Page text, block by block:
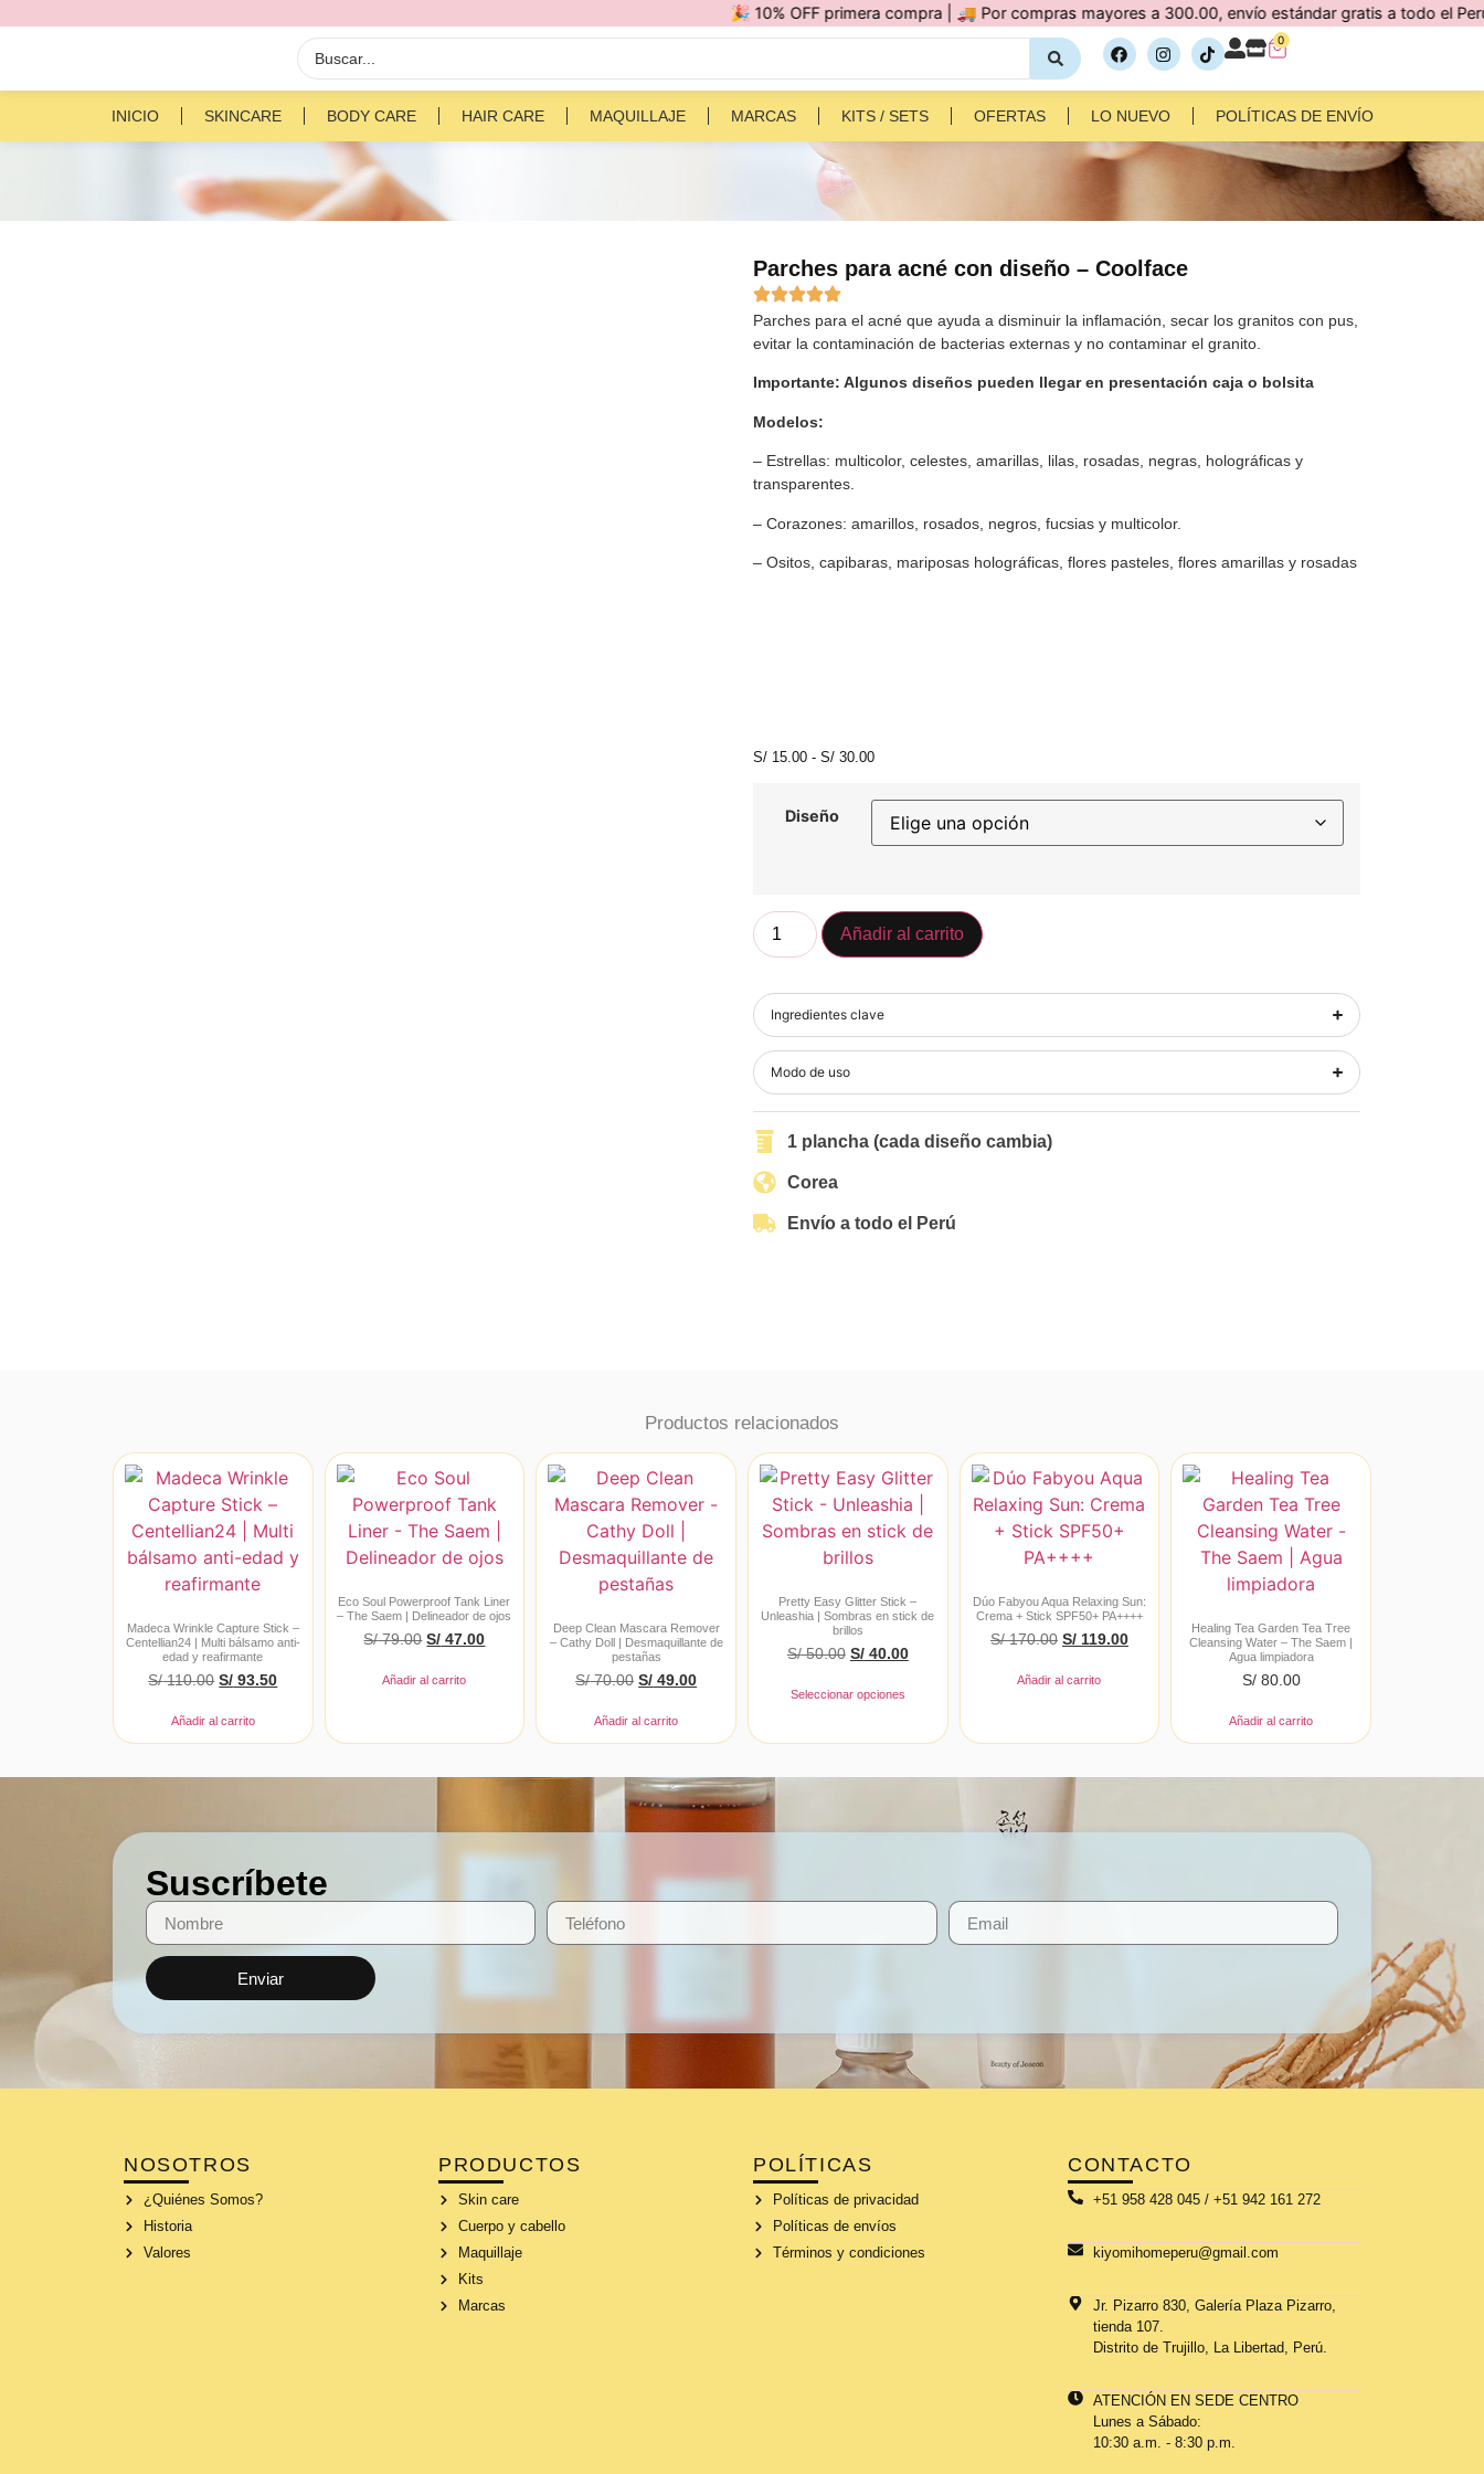
🎉 10% OFF primera compra | 🚚 Por compras mayores a 300.00, envío estándar gratis a todo el Perú 🇵🇪
0
INICIO SKINCARE BODY CARE HAIR CARE MAQUILLAJE MARCAS KITS / SETS OFERTAS LO NUEVO POLÍTICAS DE ENVÍO
Parches para acné con diseño – Coolface
Parches para el acné que ayuda a disminuir la inflamación, secar los granitos con pus,
evitar la contaminación de bacterias externas y no contaminar el granito.
Importante: Algunos diseños pueden llegar en presentación caja o bolsita
Modelos:
– Estrellas: multicolor, celestes, amarillas, lilas, rosadas, negras, holográficas y
transparentes.
– Corazones: amarillos, rosados, negros, fucsias y multicolor.
– Ositos, capibaras, mariposas holográficas, flores pasteles, flores amarillas y rosadas
S/ 15.00 - S/ 30.00
Diseño
Añadir al carrito
Ingredientes clave
Modo de uso
1 plancha (cada diseño cambia)
Corea
Envío a todo el Perú
Productos relacionados
Madeca Wrinkle Capture Stick –
Centellian24 | Multi bálsamo anti-
edad y reafirmante
S/110.00 S/ 93.50
Añadir al carrito
Eco Soul Powerproof Tank Liner
– The Saem | Delineador de ojos
S/79.00 S/ 47.00
Añadir al carrito
Deep Clean Mascara Remover
– Cathy Doll | Desmaquillante de
pestañas
S/70.00 S/ 49.00
Añadir al carrito
Pretty Easy Glitter Stick –
Unleashia | Sombras en stick de
brillos
S/50.00 S/40.00
Seleccionar opciones
Dúo Fabyou Aqua Relaxing Sun:
Crema + Stick SPF50+ PA++++
S/170.00 S/119.00
Añadir al carrito
Healing Tea Garden Tea Tree
Cleansing Water – The Saem |
Agua limpiadora
S/80.00
Añadir al carrito
Suscríbete
Enviar
NOSOTROS
¿Quiénes Somos?
Historia
Valores
PRODUCTOS
Skin care
Cuerpo y cabello
Maquillaje
Kits
Marcas
POLÍTICAS
Políticas de privacidad
Políticas de envíos
Términos y condiciones
CONTACTO
+51 958 428 045 / +51 942 161 272
kiyomihomeperu@gmail.com
Jr. Pizarro 830, Galería Plaza Pizarro,
tienda 107.
Distrito de Trujillo, La Libertad, Perú.
ATENCIÓN EN SEDE CENTRO
Lunes a Sábado:
10:30 a.m. - 8:30 p.m.